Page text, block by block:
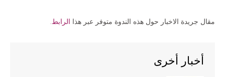
مقال جريدة الاخبار حول هذه الندوة متوفر عبر هذا الرابط
أخبار أخرى